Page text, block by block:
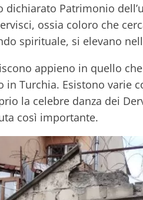
dichiarato Patrimonio
ossia coloro che
spirituale, si elevano
appieno in quello
Turchia. Esistono varie
la celebre danza dei
così importante.